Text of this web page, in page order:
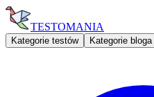
TESTOMANIA
Kategorie testów Kategorie bloga